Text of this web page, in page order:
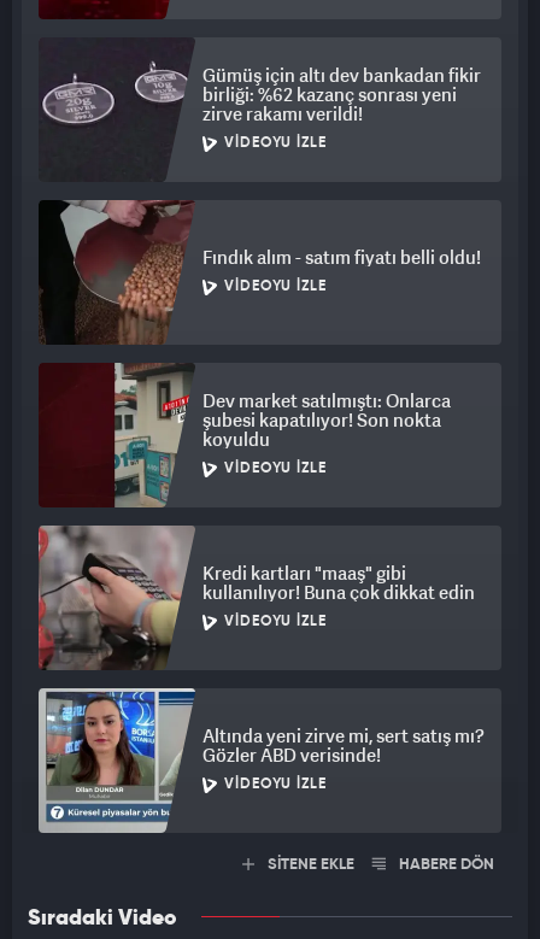
Gümüş için altı dev bankadan fikir
birliği: %62 kazanç sonrası yeni
zirve rakamı verildi!
VIDEOYU İZLE
Fındık alım - satım fiyatı belli oldu!
VIDEOYU İZLE
Dev market satılmıştı: Onlarca
şubesi kapatılıyor! Son nokta
koyuldu
VIDEOYU İZLE
Kredi kartları "maaş" gibi
kullanılıyor! Buna çok dikkat edin
VIDEOYU İZLE
Altında yeni zirve mi, sert satış mı?
Gözler ABD verisinde!
VIDEOYU İZLE
SİTENE EKLE HABERE DÖN
Sıradaki Video